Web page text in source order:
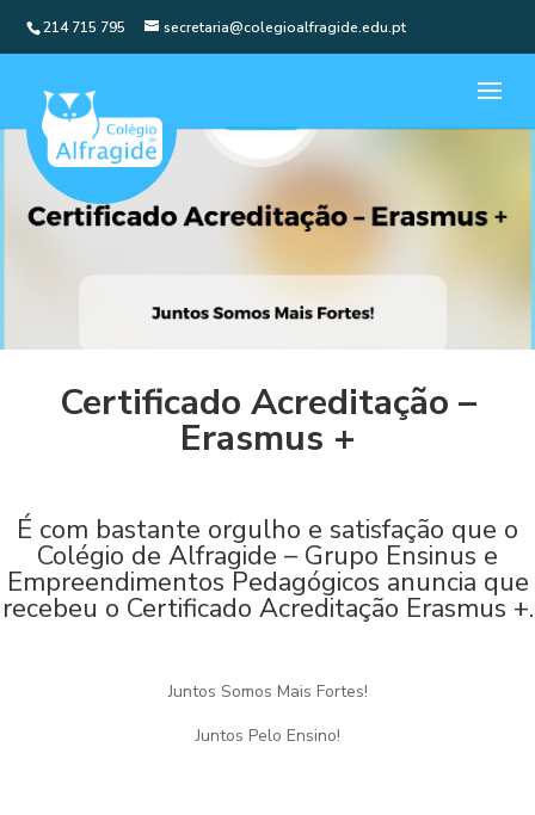
214 715 795 secretaria@colegioalfragide.edu.pt
Certificado Acreditação –
Erasmus +
É com bastante orgulho e satisfação que o
Colégio de Alfragide – Grupo Ensinus e
Empreendimentos Pedagógicos anuncia que
recebeu o Certificado Acreditação Erasmus +.
Juntos Somos Mais Fortes!
Juntos Pelo Ensino!